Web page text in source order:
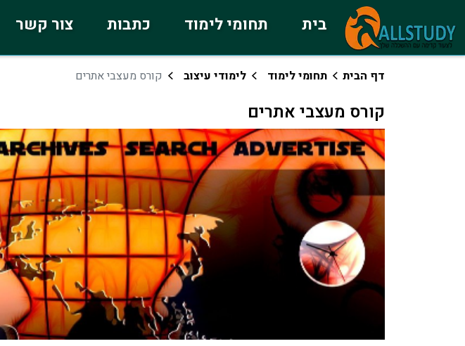
בית תחומי לימוד כתבות צור קשר
דף הבית תחומי לימוד לימודי עיצוב קורס מעצבי אתרים
קורס מעצבי אתרים